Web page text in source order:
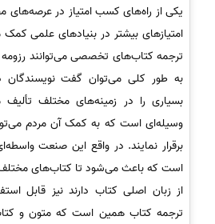
یکی از راه‌های کسب امتیاز در
امتیاز‌‌های بیشتر در بنیادهای علمی کمک
ترجمه کتاب‌های تخصصی می‌توانند
به طور کلی می‌توان گفت نویسندگان
بسیاری را در زمینه‌های مختلف
وسیله‌ای است که به کمک آن مردم
برقرار نمایند. در واقع این صنعت
است که باعث می‌شود تا کتاب‌های مختلف
از زبان اصلی کتاب دارند نیز قابل
ترجمه کتاب همین است که متون و